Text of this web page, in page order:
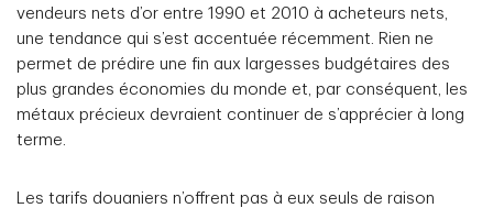
vendeurs nets d’or entre 1990 et 2010 à acheteurs nets,
une tendance qui s’est accentuée récemment. Rien ne
permet de prédire une fin aux largesses budgétaires des
plus grandes économies du monde et, par conséquent, les
métaux précieux devraient continuer de s’apprécier à long
terme.
Les tarifs douaniers n’offrent pas à eux seuls de raison